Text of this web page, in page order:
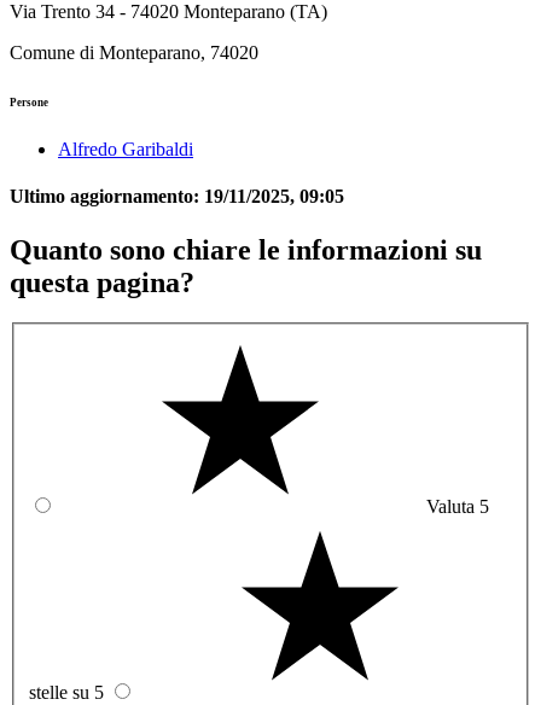
Via Trento 34 - 74020 Monteparano (TA)
Comune di Monteparano, 74020
Persone
Alfredo Garibaldi
Ultimo aggiornamento: 19/11/2025, 09:05
Quanto sono chiare le informazioni su
questa pagina?
Valuta 5
stelle su 5